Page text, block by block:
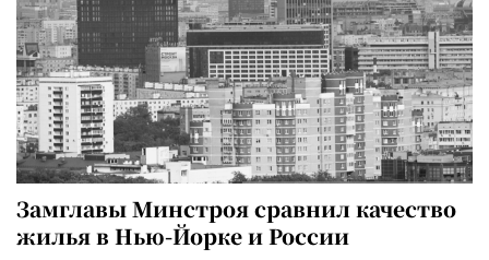
Замглавы Минстроя сравнил качество
жилья в Нью-Йорке и России